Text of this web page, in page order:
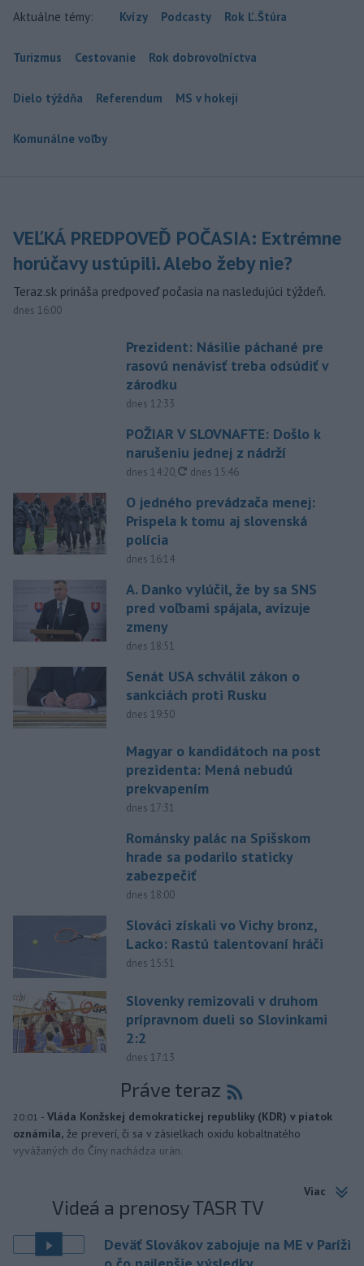
Aktuálne témy: Kvízy Podcasty Rok Ľ.Štúra
Turizmus Cestovanie Rok dobrovoľníctva
Dielo týždňa Referendum MS v hokeji
Komunálne voľby
VEĽKÁ PREDPOVEĎ POČASIA: Extrémne
horúčavy ustúpili. Alebo žeby nie?
Teraz.sk prináša predpoveď počasia na nasledujúci týždeň.
dnes 16:00
Prezident: Násilie páchané pre
rasovú nenávisť treba odsúdiť v
zárodku
dnes 12:33
POŽIAR V SLOVNAFTE: Došlo k
narušeniu jednej z nádrží
dnes 14:20, aktualizované
dnes 15:46
O jedného prevádzača menej:
Prispela k tomu aj slovenská
polícia
dnes 16:14
A. Danko vylúčil, že by sa SNS
pred voľbami spájala, avizuje
zmeny
dnes 18:51
Senát USA schválil zákon o
sankciách proti Rusku
dnes 19:50
Magyar o kandidátoch na post
prezidenta: Mená nebudú
prekvapením
dnes 17:31
Románsky palác na Spišskom
hrade sa podarilo staticky
zabezpečiť
dnes 18:00
Slováci získali vo Vichy bronz,
Lacko: Rastú talentovaní hráči
dnes 15:51
Slovenky remizovali v druhom
prípravnom dueli so Slovinkami
2:2
dnes 17:13
Práve teraz
20:01 - Vláda Konžskej demokratickej republiky (KDR) v piatok
oznámila, že preverí, či sa v zásielkach oxidu kobaltnatého
vyvážaných do Číny nachádza urán.
Viac
Videá a prenosy TASR TV
Deväť Slovákov zabojuje na ME v Paríži